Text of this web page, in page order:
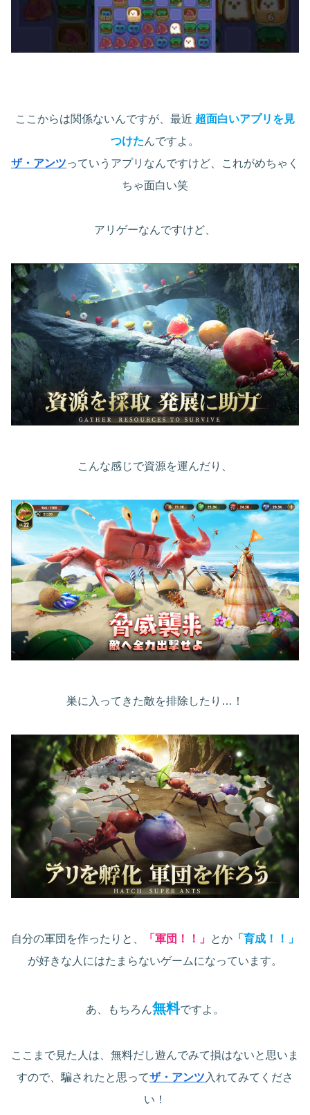
ここからは関係ないんですが、最近 超面白いアプリを見
つけたんですよ。
ザ・アンツっていうアプリなんですけど、これがめちゃく
ちゃ面白い笑
アリゲーなんですけど、
こんな感じで資源を運んだり、
巣に入ってきた敵を排除したり…！
自分の軍団を作ったりと、 「軍団！！」 とか 「育成！！」
が好きな人にはたまらないゲームになっています。
あ、もちろん無料ですよ。
ここまで見た人は、無料だし遊んでみて損はないと思いま
すので、騙されたと思ってザ・アンツ 入れてみてくださ
い！